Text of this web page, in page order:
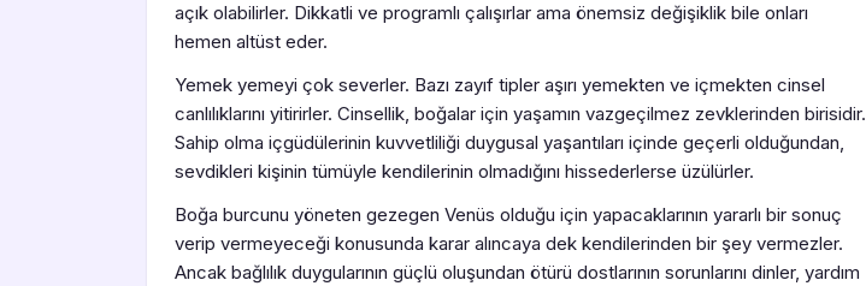
açık olabilirler. Dikkatli ve programlı çalışırlar ama önemsiz değişiklik bile onları
hemen altüst eder.
Yemek yemeyi çok severler. Bazı zayıf tipler aşırı yemekten ve içmekten cinsel
canlılıklarını yitirirler. Cinsellik, boğalar için yaşamın vazgeçilmez zevklerinden birisidir.
Sahip olma içgüdülerinin kuvvetliliği duygusal yaşantıları içinde geçerli olduğundan,
sevdikleri kişinin tümüyle kendilerinin olmadığını hissederlerse üzülürler.
Boğa burcunu yöneten gezegen Venüs olduğu için yapacaklarının yararlı bir sonuç
verip vermeyeceği konusunda karar alıncaya dek kendilerinden bir şey vermezler.
Ancak bağlılık duygularının güçlü oluşundan ötürü dostlarının sorunlarını dinler, yardım